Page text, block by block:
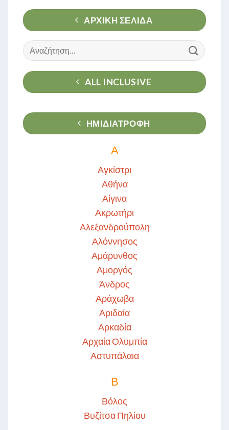
ΑΡΧΙΚΉ ΣΕΛΊΔΑ
Αναζήτηση
για:
ALL INCLUSIVE
ΗΜΙΔΙΑΤΡΟΦΗ
Α
Αγκίστρι
Αθήνα
Αίγινα
Ακρωτήρι
Αλεξανδρούπολη
Αλόννησος
Αμάρυνθος
Αμοργός
Άνδρος
Αράχωβα
Αριδαία
Αρκαδία
Αρχαία Ολυμπία
Αστυπάλαια
Β
Βόλος
Βυζίτσα Πηλίου